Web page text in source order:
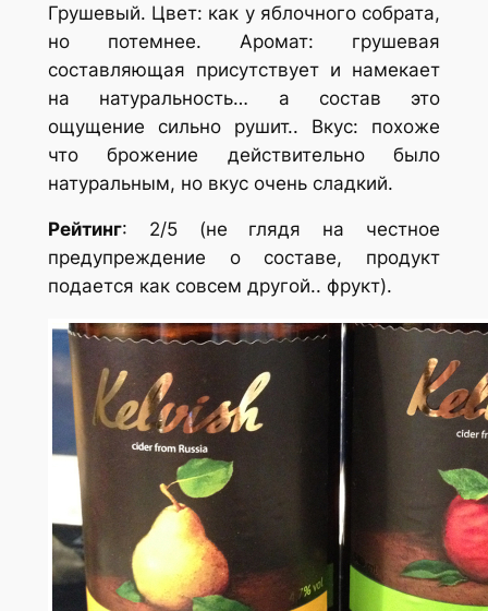
Грушевый. Цвет: как у яблочного собрата,
но потемнее. Аромат: грушевая
составляющая присутствует и намекает
на натуральность… а состав это
ощущение сильно рушит.. Вкус: похоже
что брожение действительно было
натуральным, но вкус очень сладкий.
Рейтинг: 2/5 (не глядя на честное
предупреждение о составе, продукт
подается как совсем другой.. фрукт).